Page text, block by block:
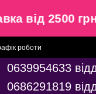
від 2500
роботи
0639954633
0686291819